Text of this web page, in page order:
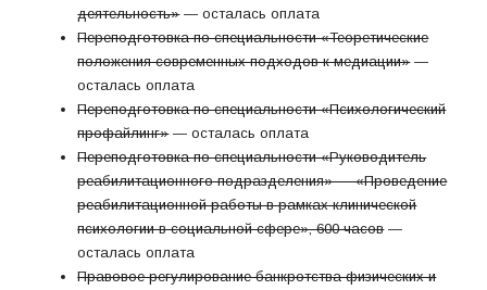
деятельность»— осталась оплата
Переподготовка по специальности «Теоретические
положения современных подходов к медиации»—
осталась оплата
Переподготовка по специальности «Психологический
профайлинг»— осталась оплата
Переподготовка по специальности «Руководитель
реабилитационного подразделения» — «Проведение
реабилитационной работы в рамках клинической
психологии в социальной сфере», 600 часов—
осталась оплата
Правовое регулирование банкротства физических и